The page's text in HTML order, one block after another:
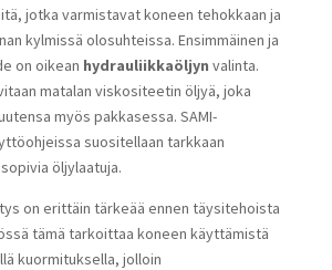
jotka varmistavat koneen tehokkaan ja
kylmissä olosuhteissa. Ensimmäinen ja
on oikean hydrauliikkaöljyn valinta.
matalan viskositeetin öljyä, joka
myös pakkasessa. SAMI-
suositellaan tarkkaan
öljylaatuja.
on erittäin tärkeää ennen täysitehoista
tämä tarkoittaa koneen käyttämistä
kuormituksella, jolloin